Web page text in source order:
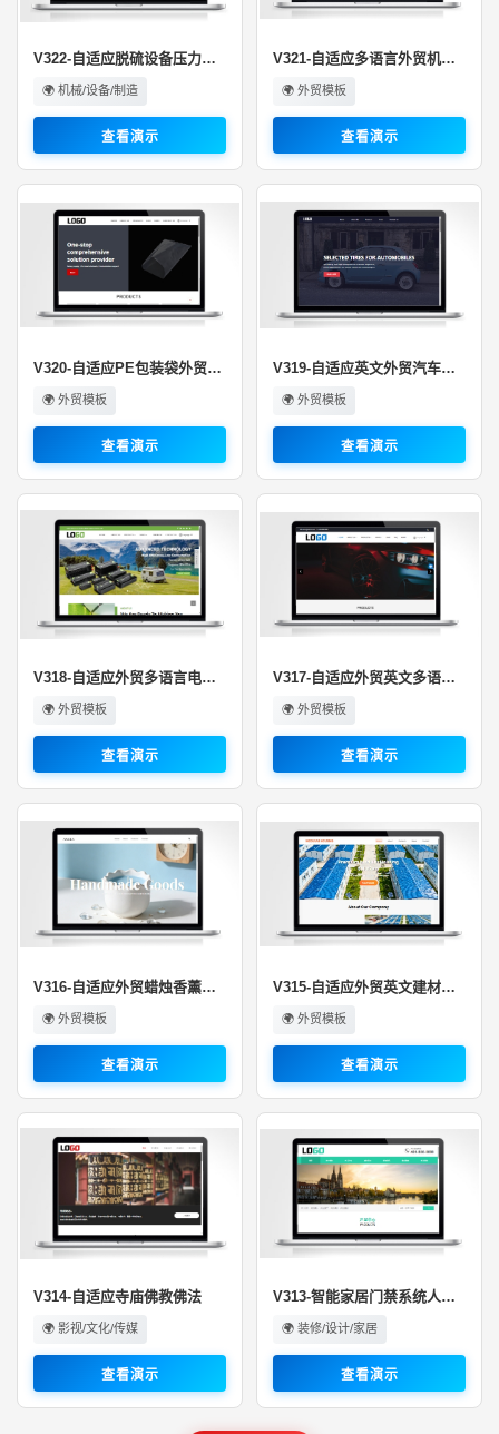
V322-自适应脱硫设备压力容器行业···
🌍 机械/设备/制造
查看演示
V321-自适应多语言外贸机械制造设···
🌍 外贸模板
查看演示
V320-自适应PE包装袋外贸网站模板···
🌍 外贸模板
查看演示
V319-自适应英文外贸汽车配件用品···
🌍 外贸模板
查看演示
V318-自适应外贸多语言电源设备行···
🌍 外贸模板
查看演示
V317-自适应外贸英文多语言汽配汽···
🌍 外贸模板
查看演示
V316-自适应外贸蜡烛香薰礼品行业···
🌍 外贸模板
查看演示
V315-自适应外贸英文建材活动板房···
🌍 外贸模板
查看演示
V314-自适应寺庙佛教佛法
🌍 影视/文化/传媒
查看演示
V313-智能家居门禁系统人脸闸机
🌍 装修/设计/家居
查看演示